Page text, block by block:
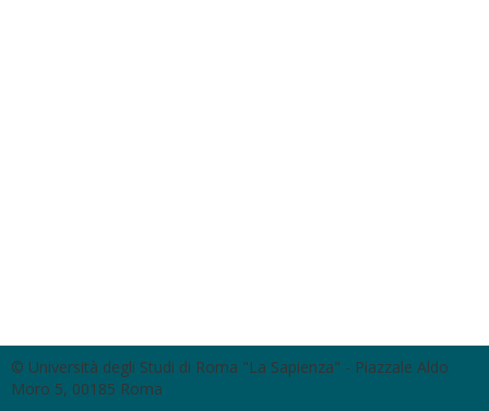
© Università degli Studi di Roma "La Sapienza" - Piazzale Aldo
Moro 5, 00185 Roma